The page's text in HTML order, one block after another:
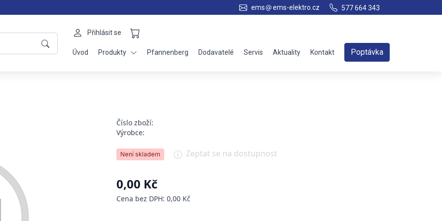
ems ems-elektro.cz 577 664 343
Přihlásit se
Úvod Produkty Pfannenberg Dodavatelé Servis Aktuality Kontakt Poptávka
Číslo zboží:
Výrobce:
Není skladem Zeptat se na dostupnost
0,00 Kč
Cena bez DPH: 0,00 Kč